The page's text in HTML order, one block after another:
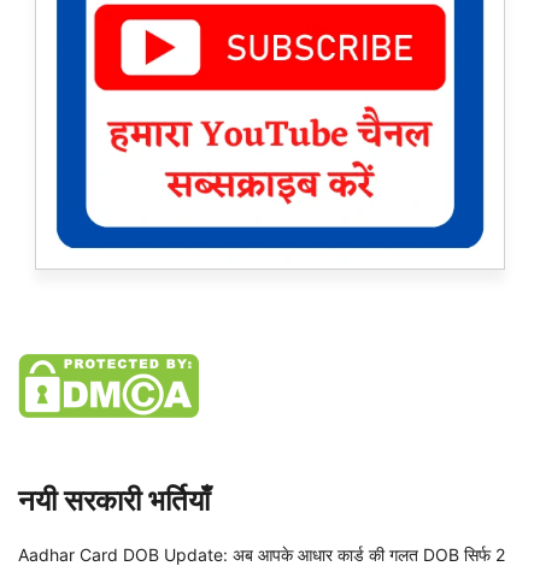
नयी सरकारी भर्तियाँ
Aadhar Card DOB Update: अब आपके आधार कार्ड की गलत DOB सिर्फ 2